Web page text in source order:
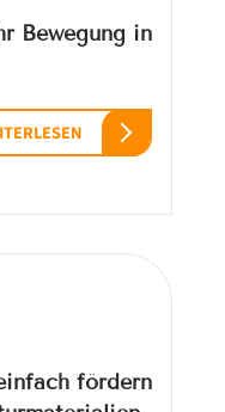
Bewegung in
fördern